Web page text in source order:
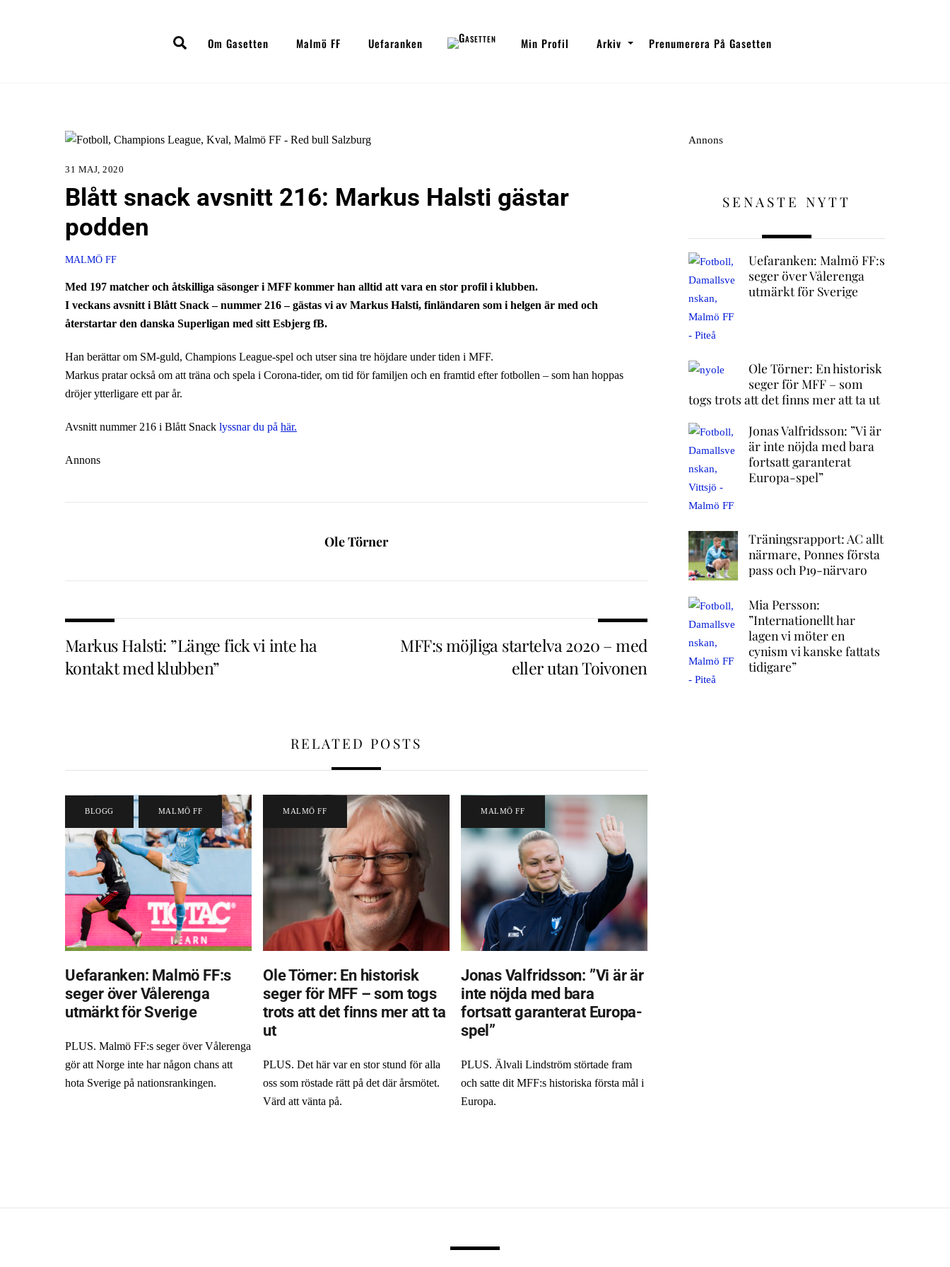
SearchOm Gasetten Malmö FF Uefaranken Min Profil Arkiv Prenumerera På Gasetten
31 MAJ, 2020
Blått snack avsnitt 216: Markus Halsti gästar
podden
MALMÖ FF
Med 197 matcher och åtskilliga säsonger i MFF kommer han alltid att vara en stor profil i klubben.
I veckans avsnitt i Blått Snack – nummer 216 – gästas vi av Markus Halsti, finländaren som i helgen är med och
återstartar den danska Superligan med sitt Esbjerg fB.
Han berättar om SM-guld, Champions League-spel och utser sina tre höjdare under tiden i MFF.
Markus pratar också om att träna och spela i Corona-tider, om tid för familjen och en framtid efter fotbollen – som han hoppas
dröjer ytterligare ett par år.
Avsnitt nummer 216 i Blått Snack lyssnar du på här.
Annons
Ole Törner
Markus Halsti: ”Länge fick vi inte ha
kontakt med klubben”
MFF:s möjliga startelva 2020 – med
eller utan Toivonen
RELATED POSTS
BLOGG MALMÖ FF
Uefaranken: Malmö FF:s
seger över Vålerenga
utmärkt för Sverige
PLUS. Malmö FF:s seger över Vålerenga
gör att Norge inte har någon chans att
hota Sverige på nationsrankingen.
MALMÖ FF
Ole Törner: En historisk
seger för MFF – som togs
trots att det finns mer att ta
ut
PLUS. Det här var en stor stund för alla
oss som röstade rätt på det där årsmötet.
Värd att vänta på.
MALMÖ FF
Jonas Valfridsson: ”Vi är är
inte nöjda med bara
fortsatt garanterat Europa-
spel”
PLUS. Älvali Lindström störtade fram
och satte dit MFF:s historiska första mål i
Europa.
Annons
SENASTE NYTT
Uefaranken: Malmö FF:s
seger över Vålerenga
utmärkt för Sverige
Ole Törner: En historisk
seger för MFF – som
togs trots att det finns mer att ta ut
Jonas Valfridsson: ”Vi är
är inte nöjda med bara
fortsatt garanterat
Europa-spel”
Träningsrapport: AC allt
närmare, Ponnes första
pass och P19-närvaro
Mia Persson:
”Internationellt har
lagen vi möter en
cynism vi kanske fattats
tidigare”